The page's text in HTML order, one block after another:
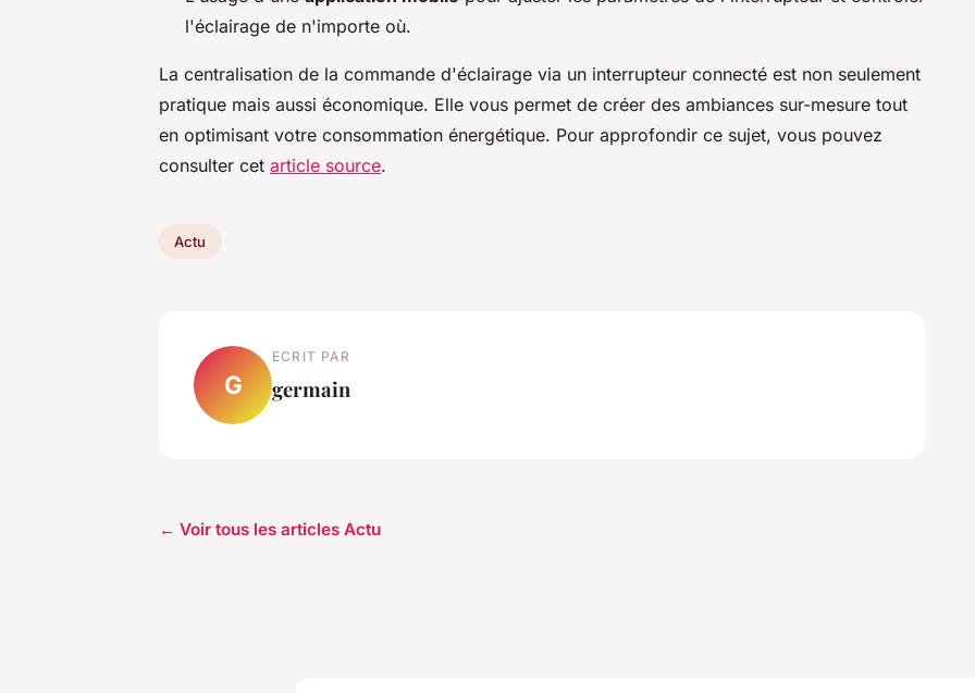
l'éclairage de n'importe où.
La centralisation de la commande d'éclairage via un interrupteur connecté est non seulement
pratique mais aussi économique. Elle vous permet de créer des ambiances sur-mesure tout
en optimisant votre consommation énergétique. Pour approfondir ce sujet, vous pouvez
consulter cet article source.
Actu
G
ECRIT PAR
germain
← Voir tous les articles Actu